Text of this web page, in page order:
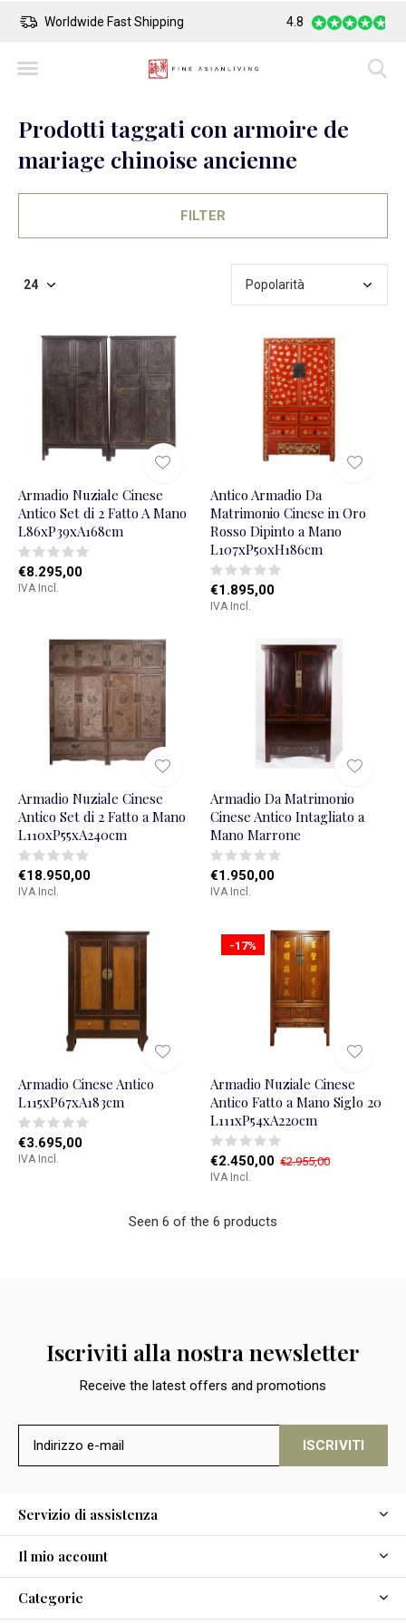
Worldwide Fast Shipping Safe Payment
4.8
Prodotti taggati con armoire de
mariage chinoise ancienne
FILTER
Armadio Nuziale Cinese
Antico Set di 2 Fatto A Mano
L86xP39xA168cm
€8.295,00
IVA Incl.
Antico Armadio Da
Matrimonio Cinese in Oro
Rosso Dipinto a Mano
L107xP50xH186cm
€1.895,00
IVA Incl.
Armadio Nuziale Cinese
Antico Set di 2 Fatto a Mano
L110xP55xA240cm
€18.950,00
IVA Incl.
Armadio Da Matrimonio
Cinese Antico Intagliato a
Mano Marrone
€1.950,00
IVA Incl.
Armadio Cinese Antico
L115xP67xA183cm
€3.695,00
IVA Incl.
-17%
Armadio Nuziale Cinese
Antico Fatto a Mano Siglo 20
L111xP54xA220cm
€2.450,00 €2.955,00
IVA Incl.
Seen 6 of the 6 products
Iscriviti alla nostra newsletter
Receive the latest offers and promotions
ISCRIVITI
Servizio di assistenza
Il mio account
Categorie